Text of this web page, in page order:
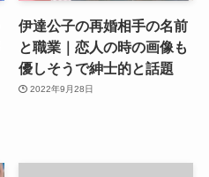
伊達公子の再婚相手の名前
と職業｜恋人の時の画像も
優しそうで紳士的と話題
2022年9月28日